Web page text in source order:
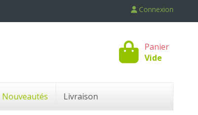
Connexion
Panier
Vide
Nouveautés Livraison